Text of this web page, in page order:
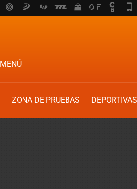
MENÚ
ZONA DE PRUEBAS DEPORTIVAS